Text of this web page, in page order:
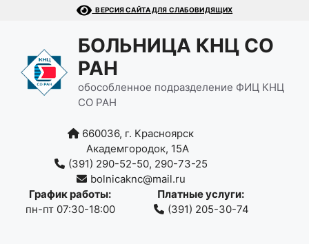
ВЕРСИЯ САЙТА ДЛЯ СЛАБОВИДЯЩИХ
БОЛЬНИЦА КНЦ СО
РАН
обособленное подразделение ФИЦ КНЦ
СО РАН
660036, г. Красноярск
Академгородок, 15А
(391) 290-52-50, 290-73-25
bolnicaknc@mail.ru
График работы:
пн-пт 07:30-18:00
Платные услуги:
(391) 205-30-74